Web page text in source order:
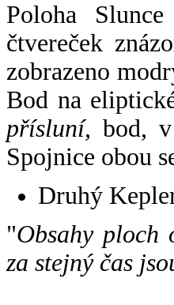
Poloha
čtvereček
zobrazeno
Bod na
přísluní, bod,
Spojnice obou
Druhý
"Obsahy ploch
za stejný čas